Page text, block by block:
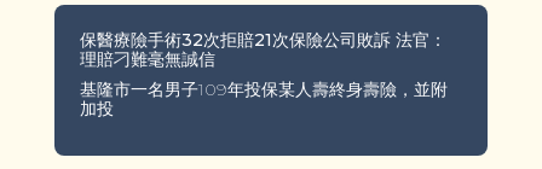
保醫療險手術32次拒賠21次保險公司敗訴 法官：
理賠刁難毫無誠信
基隆市一名男子109年投保某人壽終身壽險，並附
加投